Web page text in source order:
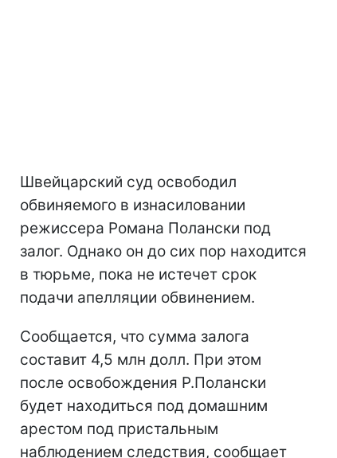
Швейцарский суд освободил
обвиняемого в изнасиловании
режиссера Романа Полански под
залог. Однако он до сих пор находится
в тюрьме, пока не истечет срок
подачи апелляции обвинением.
Сообщается, что сумма залога
составит 4,5 млн долл. При этом
после освобождения Р.Полански
будет находиться под домашним
арестом под пристальным
наблюдением следствия, сообщает